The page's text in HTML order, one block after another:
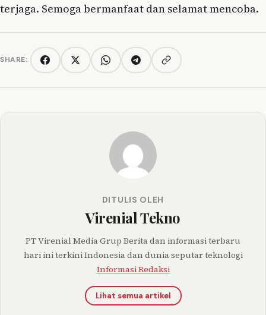
terjaga. Semoga bermanfaat dan selamat mencoba.
SHARE: FacebookTwitter/XWhatsAppTelegramCopy link
DITULIS OLEH
Virenial Tekno
PT Virenial Media Grup Berita dan informasi terbaru
hari ini terkini Indonesia dan dunia seputar teknologi
Informasi Redaksi
Lihat semua artikel